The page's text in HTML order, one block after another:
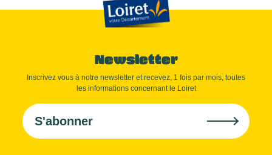
Newsletter
Inscrivez vous à notre newsletter et recevez, 1 fois par mois, toutes
les informations concernant le Loiret
S'abonner